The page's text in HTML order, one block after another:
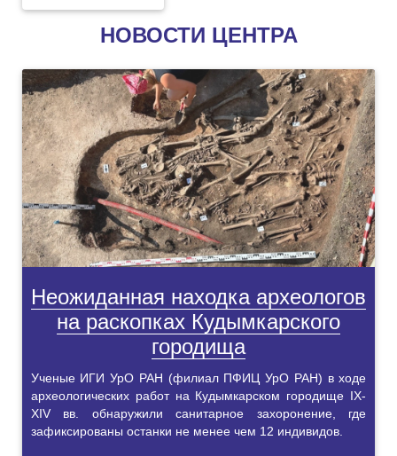
НОВОСТИ ЦЕНТРА
Неожиданная находка археологов
на раскопках Кудымкарского
городища
Ученые ИГИ УрО РАН (филиал ПФИЦ УрО РАН) в ходе
археологических работ на Кудымкарском городище IX-
XIV вв. обнаружили санитарное захоронение, где
зафиксированы останки не менее чем 12 индивидов.